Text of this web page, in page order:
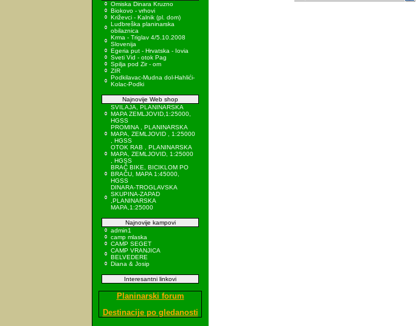
Omiska Dinara Kruzno
Biokovo - vrhovi
Križevci - Kalnik (pl. dom)
Ludbreška planinarska
obilaznica
Krma - Triglav 4/5.10.2008
Slovenija
Egeria put - Hrvatska - Iovia
Sveti Vid - otok Pag
Spilja pod Zir - om
ZIR
Podkilavac-Mudna dol-Hahlići-
Kolac-Podki
Najnovije Web shop
SVILAJA, PLANINARSKA
MAPA ZEMLJOVID,1:25000,
HGSS
PROMINA , PLANINARSKA
MAPA, ZEMLJOVID , 1:25000
, HGSS
OTOK RAB , PLANINARSKA
MAPA, ZEMLJOVID, 1:25000
, HGSS
BRAČ BIKE, BICIKLOM PO
BRAČU, MAPA 1:45000,
HGSS
DINARA-TROGLAVSKA
SKUPINA-ZAPAD
,PLANINARSKA
MAPA,1:25000
Najnovije kampovi
admin1
camp mlaska
CAMP SEGET
CAMP VRANJICA
BELVEDERE
Diana & Josip
Interesantni linkovi
Planinarski forum
Destinacije po gledanosti